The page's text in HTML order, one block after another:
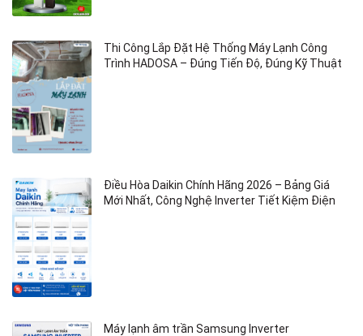
Thi Công Lắp Đặt Hệ Thống Máy Lạnh Công
Trình HADOSA – Đúng Tiến Độ, Đúng Kỹ Thuật
Điều Hòa Daikin Chính Hãng 2026 – Bảng Giá
Mới Nhất, Công Nghệ Inverter Tiết Kiệm Điện
Máy lạnh âm trần Samsung Inverter